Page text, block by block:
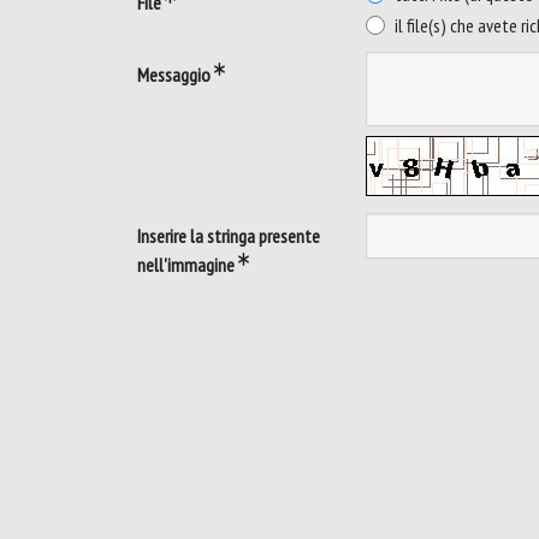
il file(s) che avete
Messaggio
Inserire la stringa presente
nell'immagine